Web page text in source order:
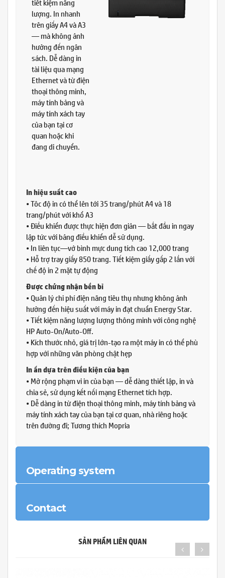
tiết kiệm năng
lượng. In nhanh
trên giấy A4 và A3
— mà không ảnh
hưởng đến ngân
sách. Dễ dàng in
tài liệu qua mạng
Ethernet và từ điện
thoại thông minh,
máy tính bảng và
máy tính xách tay
của bạn tại cơ
quan hoặc khi
đang di chuyển.
In hiệu suất cao
• Tôc độ in có thể lên tới 35 trang/phút A4 và 18
trang/phút với khổ A3
• Điều khiển được thực hiện đơn giản — bắt đầu in ngay
lập tức với bảng điều khiển dễ sử dụng.
• In liên tục—vớ bình mực dung tích cao 12,000 trang
• Hỗ trợ tray giấy 850 trang. Tiết kiệm giấy gấp 2 lần với
chế độ in 2 mặt tự động
Được chứng nhận bền bỉ
• Quản lý chi phí điện năng tiêu thụ nhưng không ảnh
hưởng đến hiệu suất với máy in đạt chuẩn Energy Star.
• Tiết kiệm năng lượng lượng thông minh với công nghệ
HP Auto-On/Auto-Off.
• Kích thước nhỏ, giá trị lớn-tạo ra một máy in có thể phù
hợp với những văn phòng chật hẹp
In ấn dựa trên điều kiện của bạn
• Mở rộng phạm vi in của bạn — dễ dàng thiết lập, in và
chia sẻ, sử dụng kết nối mạng Ethernet tích hợp.
• Dễ dàng in từ điện thoại thông minh, máy tính bảng và
máy tính xách tay của bạn tại cơ quan, nhà riêng hoặc
trên đường đi; Tương thích Mopria
Operating system
Contact
SẢN PHẨM LIÊN QUAN